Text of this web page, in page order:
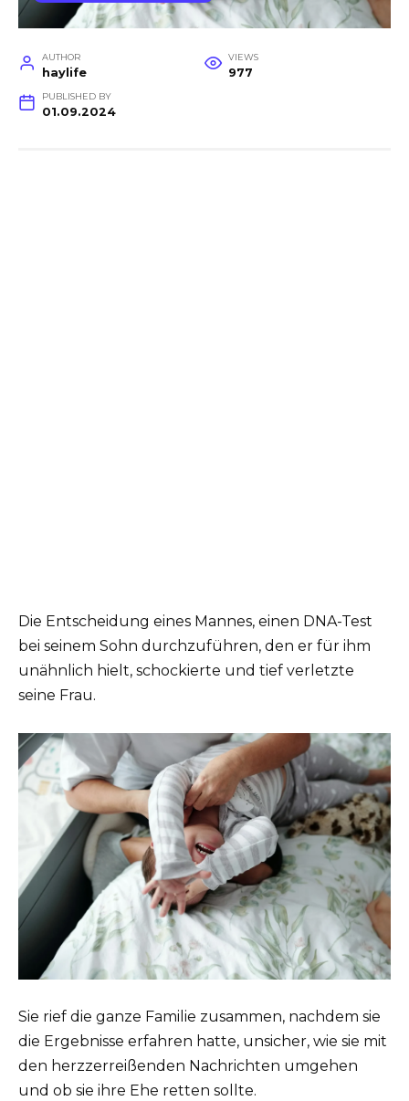
AUTHOR
haylife
VIEWS
977
PUBLISHED BY
01.09.2024
Die Entscheidung eines Mannes, einen DNA-Test
bei seinem Sohn durchzuführen, den er für ihm
unähnlich hielt, schockierte und tief verletzte
seine Frau.
Sie rief die ganze Familie zusammen, nachdem sie
die Ergebnisse erfahren hatte, unsicher, wie sie mit
den herzzerreißenden Nachrichten umgehen
und ob sie ihre Ehe retten sollte.